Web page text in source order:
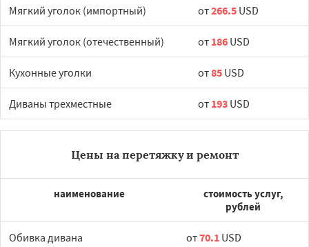
Мягкий уголок (импортный) от266.5 USD
Мягкий уголок (отечественный) от 186 USD
Кухонные уголки от85 USD
Диваны трехместные от 193 USD
Цены на перетяжку и ремонт
наименование
стоимость услуг,
рублей
Обивка дивана от70.1 USD